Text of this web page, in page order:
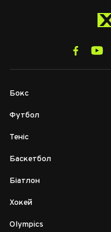
Бокс
Футбол
Теніс
Баскетбол
Біатлон
Хокей
Olympics